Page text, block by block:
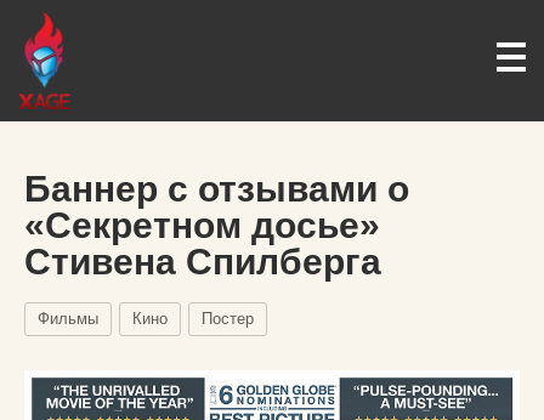
Баннер с отзывами о
«Секретном досье»
Стивена Спилберга
Фильмы Кино Постер